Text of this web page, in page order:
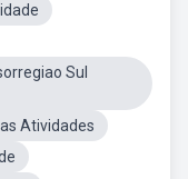
Sul
Atividades